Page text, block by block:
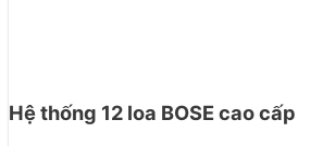
Hệ thống 12 loa BOSE cao cấp